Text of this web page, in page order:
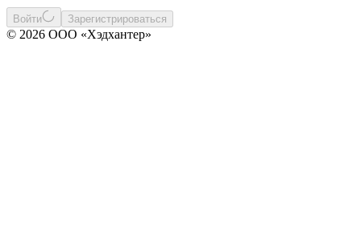
Войти Зарегистрироваться
© 2026 ООО «Хэдхантер»